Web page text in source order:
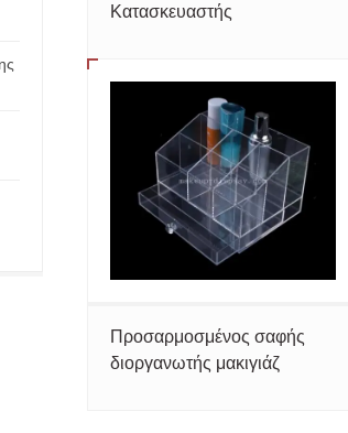
Κατασκευαστής
Προσαρμοσμένος σαφής
διοργανωτής μακιγιάζ